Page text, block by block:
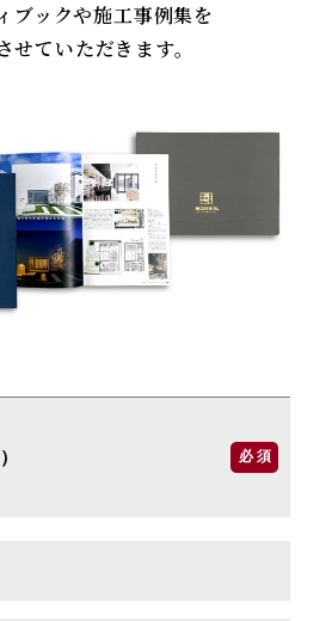
ブックや施工事例集を
せていただきます。
必 須